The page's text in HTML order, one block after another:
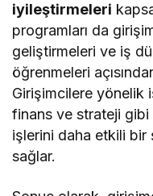
iyileştirmeleri
programları da
geliştirmeleri ve iş
öğrenmeleri
Girişimcilere yönelik
finans ve strateji gibi
işlerini daha etkili bir
sağlar.